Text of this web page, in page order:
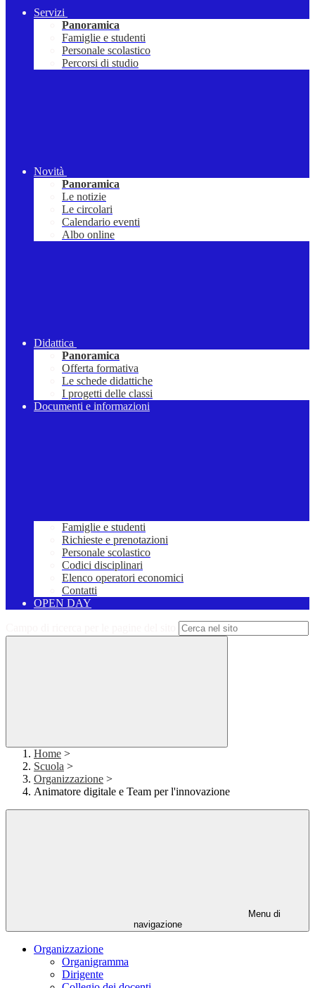
Servizi
Panoramica
Famiglie e studenti
Personale scolastico
Percorsi di studio
Novità
Panoramica
Le notizie
Le circolari
Calendario eventi
Albo online
Didattica
Panoramica
Offerta formativa
Le schede didattiche
I progetti delle classi
Documenti e informazioni
Famiglie e studenti
Richieste e prenotazioni
Personale scolastico
Codici disciplinari
Elenco operatori economici
Contatti
OPEN DAY
Home >
Scuola >
Organizzazione >
Animatore digitale e Team per l'innovazione
Menu di
navigazione
Organizzazione
Organigramma
Dirigente